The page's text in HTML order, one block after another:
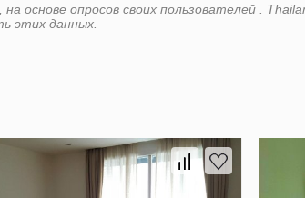
основе опросов своих пользователей .
этих данных.